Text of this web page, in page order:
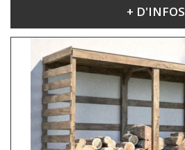
DIMENSIONS : 2.21 X 1.15 M+ D'INFOS